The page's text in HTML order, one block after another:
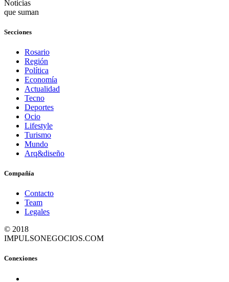
Noticias
que suman
Secciones
Rosario
Región
Política
Economía
Actualidad
Tecno
Deportes
Ocio
Lifestyle
Turismo
Mundo
Arq&diseño
Compañía
Contacto
Team
Legales
© 2018
IMPULSONEGOCIOS.COM
Conexiones